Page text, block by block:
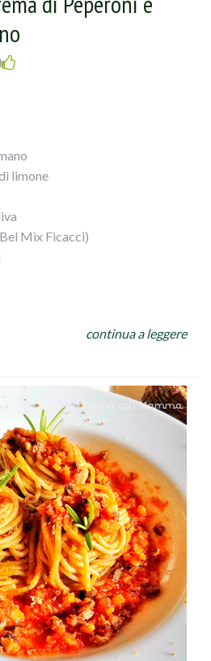
limone
Mix Ficacci)
a crema. Tosta i pinoli e tritali.
le istruzioni sulla confezione,
appena preparato
continua a leggere